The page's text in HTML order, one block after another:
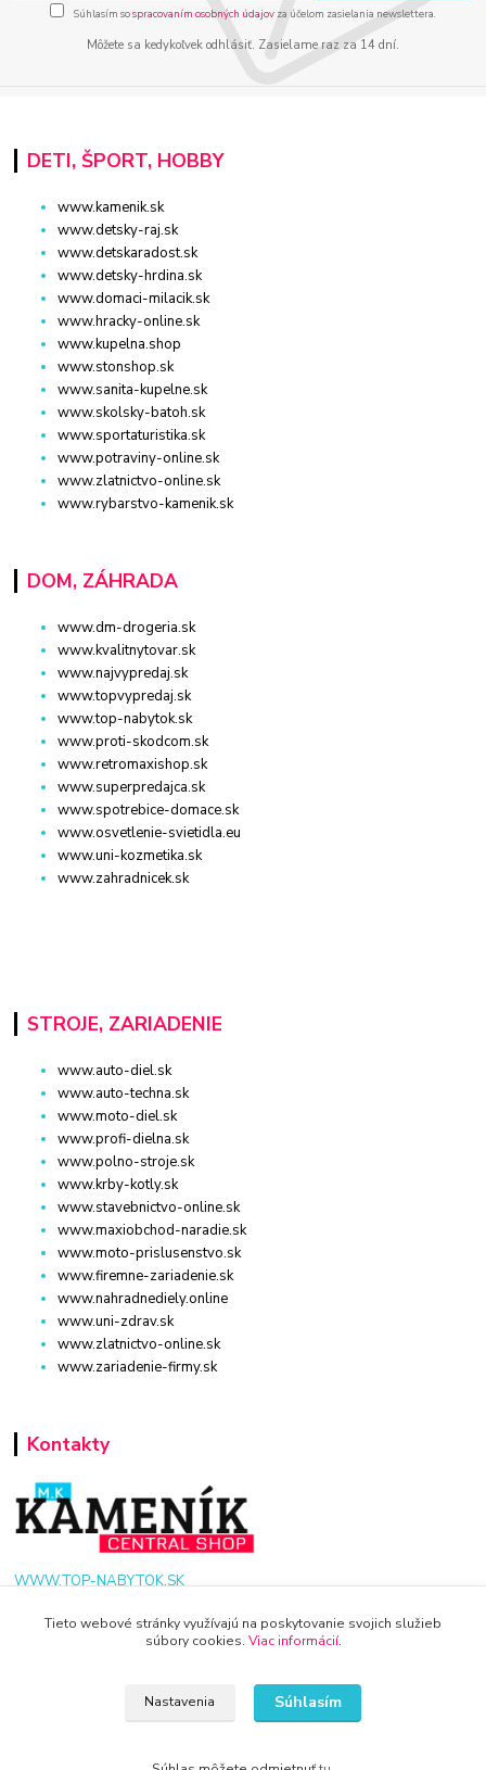
Súhlasím sospracovaním osobných údajov za účelom zasielania newslettera.
Môžete sa kedykoľvek odhlásiť. Zasielame raz za 14 dní.
DETI, ŠPORT, HOBBY
www.kamenik.sk
www.detsky-raj.sk
www.detskaradost.sk
www.detsky-hrdina.sk
www.domaci-milacik.sk
www.hracky-online.sk
www.kupelna.shop
www.stonshop.sk
www.sanita-kupelne.sk
www.skolsky-batoh.sk
www.sportaturistika.sk
www.potraviny-online.sk
www.zlatnictvo-online.sk
www.rybarstvo-kamenik.sk
DOM, ZÁHRADA
www.dm-drogeria.sk
www.kvalitnytovar.sk
www.najvypredaj.sk
www.topvypredaj.sk
www.top-nabytok.sk
www.proti-skodcom.sk
www.retromaxishop.sk
www.superpredajca.sk
www.spotrebice-domace.sk
www.osvetlenie-svietidla.eu
www.uni-kozmetika.sk
www.zahradnicek.sk
STROJE, ZARIADENIE
www.auto-diel.sk
www.auto-techna.sk
www.moto-diel.sk
www.profi-dielna.sk
www.polno-stroje.sk
www.krby-kotly.sk
www.stavebnictvo-online.sk
www.maxiobchod-naradie.sk
www.moto-prislusenstvo.sk
www.firemne-zariadenie.sk
www.nahradnediely.online
www.uni-zdrav.sk
www.zlatnictvo-online.sk
www.zariadenie-firmy.sk
Kontakty
WWW.TOP-NABYTOK.SK
+421 940 949 000
Tieto webové stránky využívajú na poskytovanie svojich služieb
súbory cookies. Viac informácií.
Nastavenia Súhlasím